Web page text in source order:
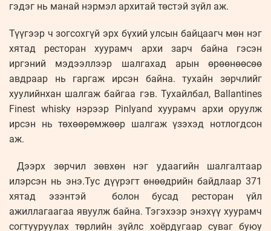
гэдэг нь манай нэрмэл архитай төстэй зүйл аж.
Түүгээр ч зогсохгүй эрх бүхий улсын байцаагч мөн нэг
хятад ресторан хуурамч архи зарч байна гэсэн
иргэний мэдээллээр шалгахад арын өрөөнөөсөө
авдраар нь гаргаж ирсэн байна. тухайн зөрчлийг
хуулийнхан шалгаж байгаа гэв. Тухайлбал, Ballantines
Finest whisky нэрээр Pinlyand хуурамч архи оруулж
ирсэн нь төхөөрөмжөөр шалгаж үзэхэд нотлогдсон
аж.
Дээрх зөрчил зөвхөн нэг удаагийн шалгалтаар
илэрсэн нь энэ.Тус дүүрэгт өнөөдрийн байдлаар 371
хятад эзэнтэй болон бусад ресторан үйл
ажиллагаагаа явуулж байна. Тэгэхээр энэхүү хуурамч
согтууруулах төрлийн зүйлс хоёрдугаар суваг буюу